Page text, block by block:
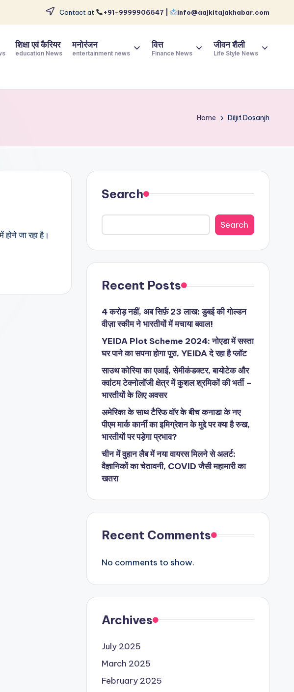
Contact at +91-9999906547 | info@aajkitajakhabar.com
शिक्षा एवं कैरियर
education News
मनोरंजन
entertainment news
वित्त
Finance News
जीवन शैली
Life Style News
Home Diljit Dosanjh
जा रहा है।
Search
Search
Recent Posts
4 करोड़ नहीं, अब सिर्फ़ 23 लाख: डुबई की गोल्डन
वीज़ा स्कीम ने भारतीयों में मचाया बवाल!
YEIDA Plot Scheme 2024: नोएडा में सस्ता
घर पाने का सपना होगा पूरा, YEIDA दे रहा है प्लॉट
साउथ कोरिया का एआई, सेमीकंडक्टर, बायोटेक और
क्वांटम टेक्नोलॉजी क्षेत्र में कुशल श्रमिकों की भर्ती –
भारतीयों के लिए अवसर
अमेरिका के साथ टैरिफ वॉर के बीच कनाडा के नए
पीएम मार्क कार्नी का इमिग्रेशन के मुद्दे पर क्या है रुख,
भारतीयों पर पड़ेगा प्रभाव?
चीन में वुहान लैब में नया वायरस मिलने से अलर्ट:
वैज्ञानिकों का चेतावनी, COVID जैसी महामारी का
खतरा
Recent Comments
No comments to show.
Archives
July 2025
March 2025
February 2025